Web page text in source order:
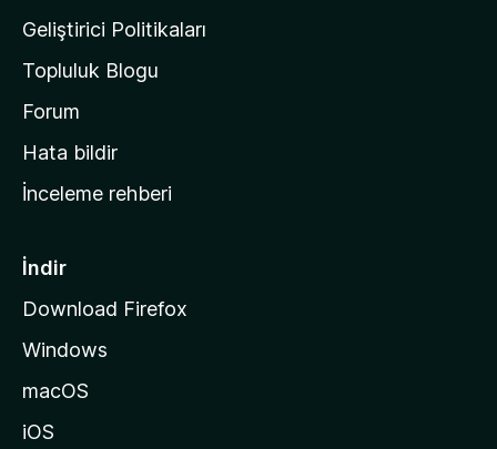
n
n
a
s
y
a
ı
n
i
Geliştirici Politikaları
Topluluk Blogu
Forum
Hata bildir
İnceleme rehberi
İndir
Download Firefox
Windows
macOS
iOS